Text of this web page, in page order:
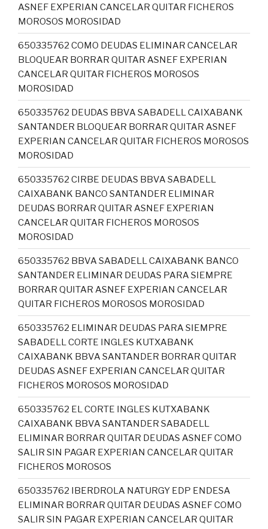
ASNEF EXPERIAN CANCELAR QUITAR FICHEROS
MOROSOS MOROSIDAD
650335762 COMO DEUDAS ELIMINAR CANCELAR
BLOQUEAR BORRAR QUITAR ASNEF EXPERIAN
CANCELAR QUITAR FICHEROS MOROSOS
MOROSIDAD
650335762 DEUDAS BBVA SABADELL CAIXABANK
SANTANDER BLOQUEAR BORRAR QUITAR ASNEF
EXPERIAN CANCELAR QUITAR FICHEROS MOROSOS
MOROSIDAD
650335762 CIRBE DEUDAS BBVA SABADELL
CAIXABANK BANCO SANTANDER ELIMINAR
DEUDAS BORRAR QUITAR ASNEF EXPERIAN
CANCELAR QUITAR FICHEROS MOROSOS
MOROSIDAD
650335762 BBVA SABADELL CAIXABANK BANCO
SANTANDER ELIMINAR DEUDAS PARA SIEMPRE
BORRAR QUITAR ASNEF EXPERIAN CANCELAR
QUITAR FICHEROS MOROSOS MOROSIDAD
650335762 ELIMINAR DEUDAS PARA SIEMPRE
SABADELL CORTE INGLES KUTXABANK
CAIXABANK BBVA SANTANDER BORRAR QUITAR
DEUDAS ASNEF EXPERIAN CANCELAR QUITAR
FICHEROS MOROSOS MOROSIDAD
650335762 EL CORTE INGLES KUTXABANK
CAIXABANK BBVA SANTANDER SABADELL
ELIMINAR BORRAR QUITAR DEUDAS ASNEF COMO
SALIR SIN PAGAR EXPERIAN CANCELAR QUITAR
FICHEROS MOROSOS
650335762 IBERDROLA NATURGY EDP ENDESA
ELIMINAR BORRAR QUITAR DEUDAS ASNEF COMO
SALIR SIN PAGAR EXPERIAN CANCELAR QUITAR